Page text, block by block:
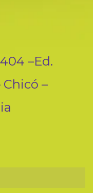
–Ed.
Chicó –